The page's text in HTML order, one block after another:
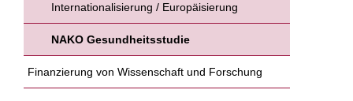
Internationalisierung / Europäisierung
NAKO Gesundheitsstudie
Finanzierung von Wissenschaft und Forschung